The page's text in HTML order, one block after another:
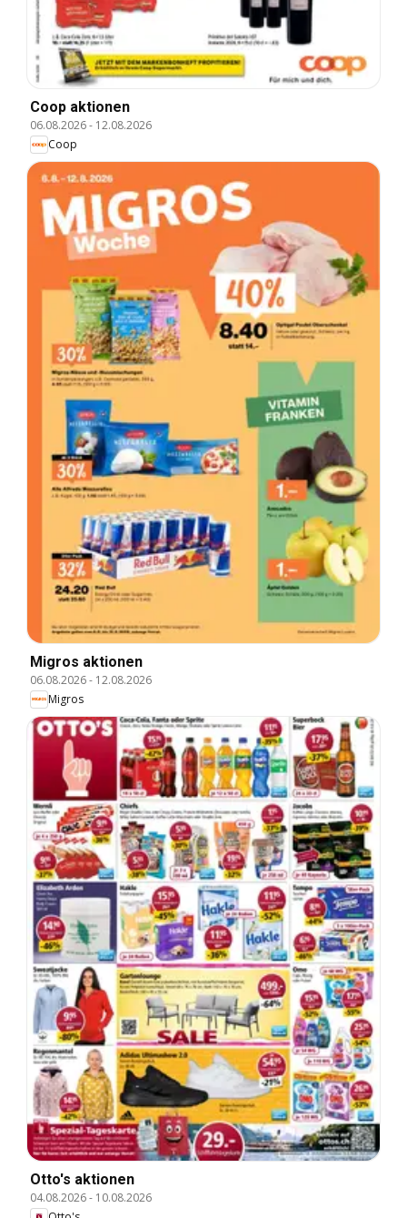
Coop aktionen
06.08.2026- 12.08.2026
Coop
Migros aktionen
06.08.2026- 12.08.2026
Migros
Otto's aktionen
04.08.2026- 10.08.2026